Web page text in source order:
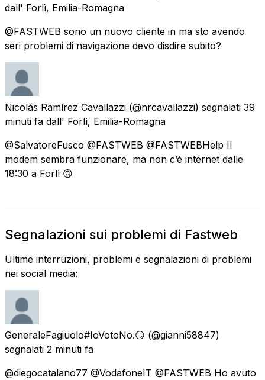
dall' Forlì, Emilia-Romagna
@FASTWEB sono un nuovo cliente in ma sto avendo
seri problemi di navigazione devo disdire subito?
Nicolás Ramírez Cavallazzi (@nrcavallazzi) segnalati 39
minuti fa dall' Forlì, Emilia-Romagna
@SalvatoreFusco @FASTWEB @FASTWEBHelp Il
modem sembra funzionare, ma non c’è internet dalle
18:30 a Forlì 🙃
Segnalazioni sui problemi di Fastweb
Ultime interruzioni, problemi e segnalazioni di problemi
nei social media:
GeneraleFagiuolo#IoVotoNo.😏 (@gianni58847)
segnalati 2 minuti fa
@diegocatalano77 @VodafoneIT @FASTWEB Ho avuto